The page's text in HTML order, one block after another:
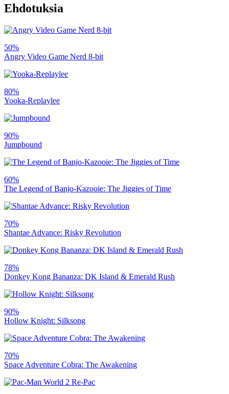
Ehdotuksia
50%
Angry Video Game Nerd 8-bit
80%
Yooka-Replaylee
90%
Jumpbound
60%
The Legend of Banjo-Kazooie: The Jiggies of Time
70%
Shantae Advance: Risky Revolution
78%
Donkey Kong Bananza: DK Island & Emerald Rush
90%
Hollow Knight: Silksong
70%
Space Adventure Cobra: The Awakening